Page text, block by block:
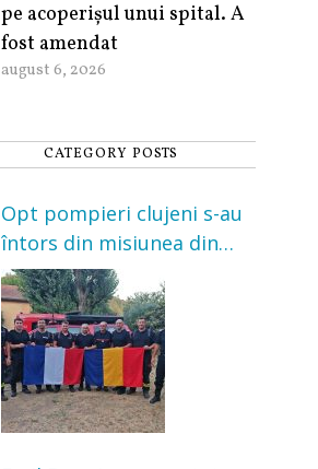
pe acoperișul unui spital. A
fost amendat
august 6, 2026
CATEGORY POSTS
Opt pompieri clujeni s-au
întors din misiunea din
Franța. Au intervenit la
incendii de vegetație și
pădure